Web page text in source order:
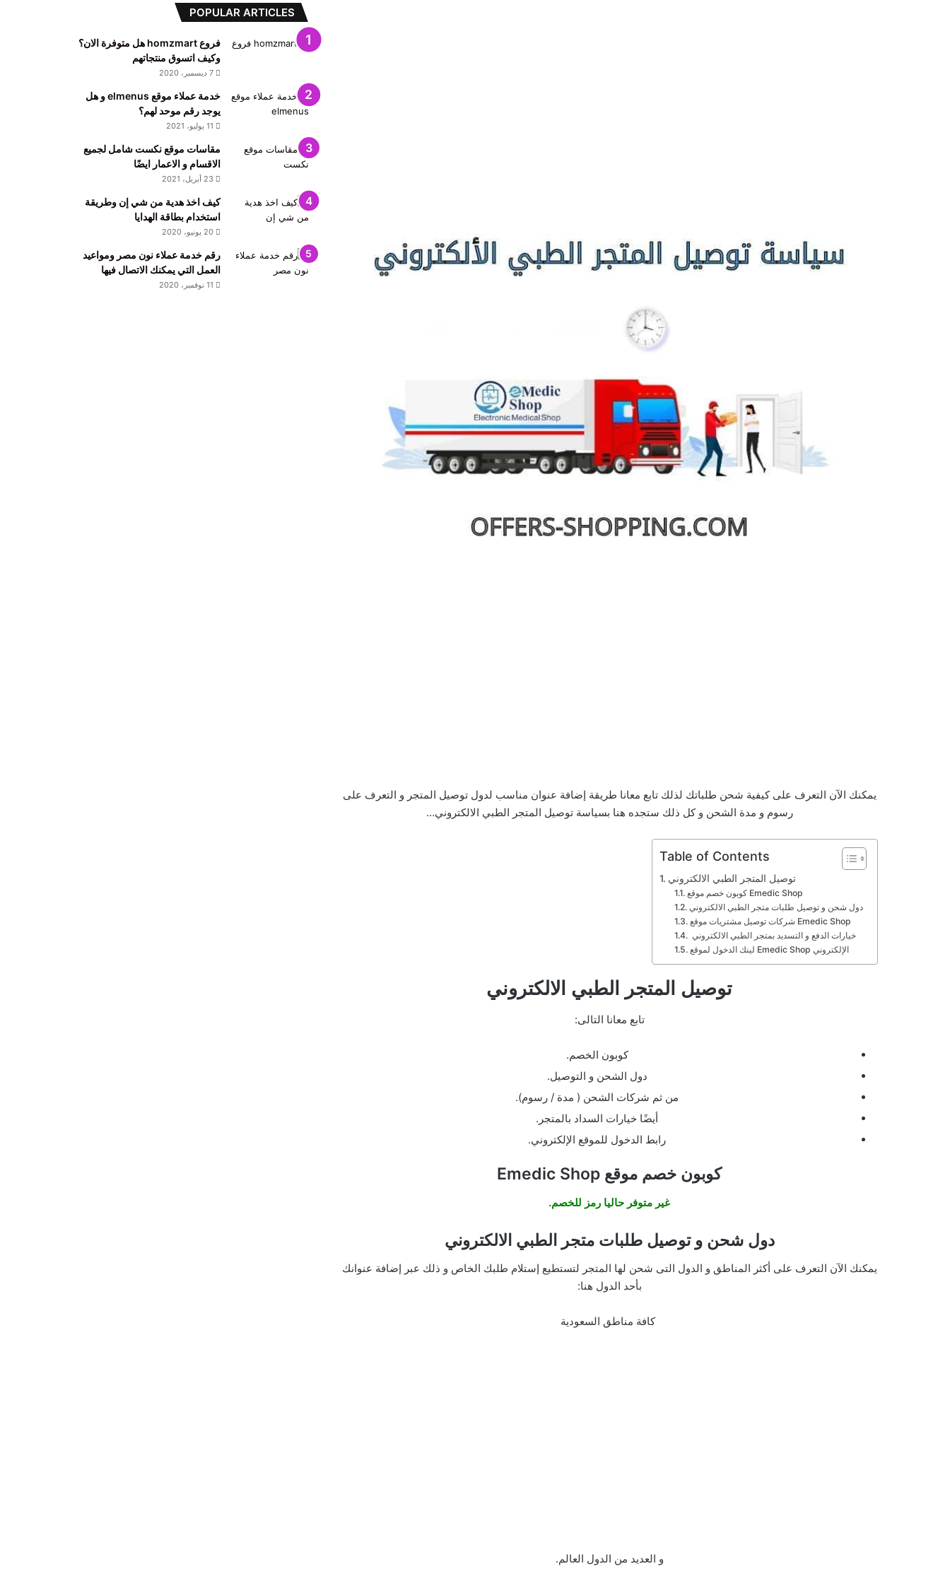
يمكنك الآن التعرف على كيفية شحن طلباتك لذلك تابع معانا طريقة إضافة عنوان مناسب لدول توصيل المتجر و التعرف على
رسوم و مدة الشحن و كل ذلك ستجده هنا بسياسة توصيل المتجر الطبي الالكتروني…
Table of Contents
توصيل المتجر الطبي الالكتروني
كوبون خصم موقع Emedic Shop
دول شحن و توصيل طلبات متجر الطبي الالكتروني
شركات توصيل مشتريات موقع Emedic Shop
خيارات الدفع و التسديد بمتجر الطبي الالكتروني
لينك الدخول لموقع Emedic Shop الإلكتروني
توصيل المتجر الطبي الالكتروني
تابع معانا التالى:
كوبون الخصم.
دول الشحن و التوصيل.
من ثم شركات الشحن ( مدة / رسوم).
أيضًا خيارات السداد بالمتجر.
رابط الدخول للموقع الإلكتروني.
كوبون خصم موقع Emedic Shop
غير متوفر حاليا رمز للخصم.
دول شحن و توصيل طلبات متجر الطبي الالكتروني
يمكنك الآن التعرف على أكثر المناطق و الدول التى شحن لها المتجر لتستطيع إستلام طلبك الخاص و ذلك عبر إضافة عنوانك
بأحد الدول هنا:
كافة مناطق السعودية
و العديد من الدول العالم.
POPULAR ARTICLES
فروع homzmart هل متوفرة الان؟
وكيف اتسوق منتجاتهم
7 ديسمبر، 2020
خدمة عملاء موقع elmenus و هل
يوجد رقم موحد لهم؟
11 يوليو، 2021
مقاسات موقع نكست شامل لجميع
الاقسام و الاعمار ايضًا
23 أبريل، 2021
كيف اخذ هدية من شي إن وطريقة
استخدام بطاقة الهدايا
20 يونيو، 2020
رقم خدمة عملاء نون مصر ومواعيد
العمل التي يمكنك الاتصال فيها
11 نوفمبر، 2020